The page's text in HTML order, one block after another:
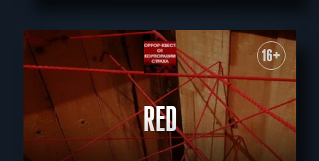
16+
RED